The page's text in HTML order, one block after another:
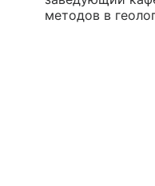
методов в